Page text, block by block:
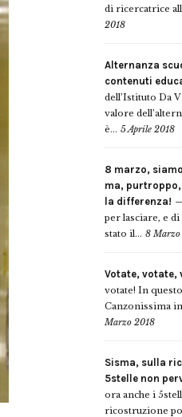
di ricercatrice
2018
Alternanza
contenuti
dell’Istituto Da
valore
è... 5 Aprile 2018
8 marzo,
ma,
la differenza!
per lasciare, e
stato il... 8 Marzo
Votate, votate,
votate! In
Canzonissima
Marzo 2018
Sisma, sulla
5stelle non
ora anche i
ricostruzione